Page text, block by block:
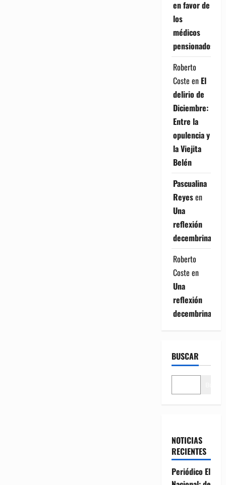
en favor de
los
médicos
pensionados
Roberto
Coste en El
delirio de
Diciembre:
Entre la
opulencia y
la Viejita
Belén
Pascualina
Reyesen
Una
reflexión
decembrina
Roberto
Coste en
Una
reflexión
decembrina
BUSCAR
NOTICIAS
RECIENTES
Periódico El